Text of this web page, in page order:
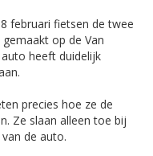
februari fietsen de twee
op de Van
heeft duidelijk
precies hoe ze de
Ze slaan alleen toe bij
de auto.